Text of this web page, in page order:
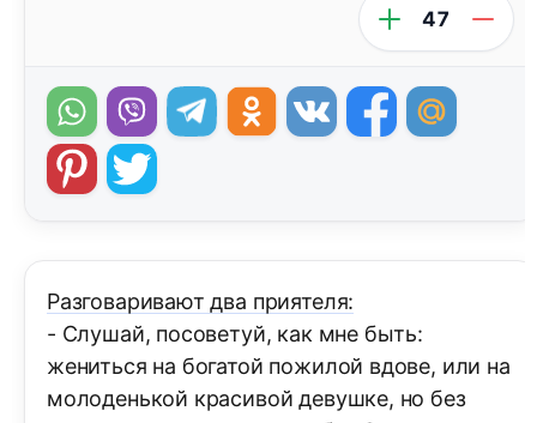
47
Разговаривают два приятеля:
- Слушай, посоветуй, как мне быть:
жениться на богатой пожилой вдове, или на
молоденькой красивой девушке, но без